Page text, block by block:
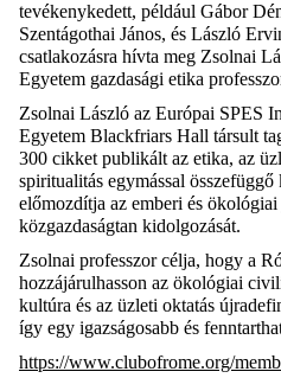
tevékenykedett, például Gábor
Szentágothai János, és László
csatlakozásra hívta meg Zsolnai
Egyetem gazdasági etika
Zsolnai László az Európai SPES
Egyetem Blackfriars Hall társult
300 cikket publikált az etika, az
spiritualitás egymással
előmozdítja az emberi és
közgazdaságtan kidolgozását.
Zsolnai professzor célja, hogy a
hozzájárulhasson az ökológiai
kultúra és az üzleti oktatás
így egy igazságosabb és
https://www.clubofrome.org/